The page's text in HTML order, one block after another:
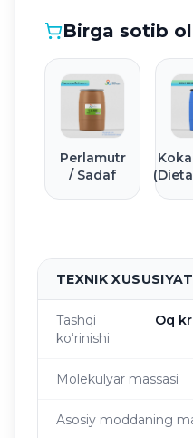
Birga sotib
Perlamutr
/ Sadaf
TEXNIK
Tashqi
koʻrinishi
Oq
Molekulyar massasi
Asosiy moddaning